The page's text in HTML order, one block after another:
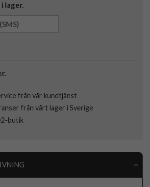
lager.
från vår kundtjänst
från vårt lager i Sverige
butik